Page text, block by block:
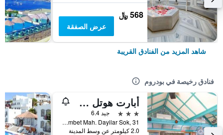
568 ﷼
عرض الصفقة
شاهد المزيد من الفنادق القريبة
فنادق رخيصة في بودروم
أبارت هوتل سييستا بيتش بودرم
3 نجوم
جيد 6.4
Gumbet Mah. Dayilar Sok, 31, بودروم, تركيا
2.0 كيلومتر عن وسط المدينة